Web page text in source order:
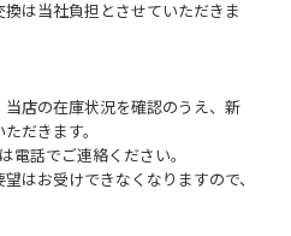
は当社負担とさせていただきま
店の在庫状況を確認のうえ、新
だきます。
電話でご連絡ください。
はお受けできなくなりますので、